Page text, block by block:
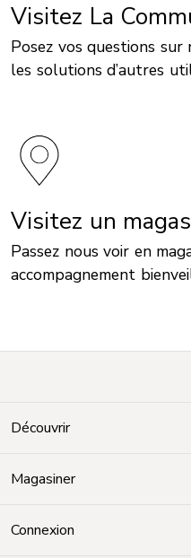
Visitez La
Posez vos questions
les solutions d’autres
Visitez un
Passez nous voir en
accompagnement
Découvrir
Magasiner
Connexion